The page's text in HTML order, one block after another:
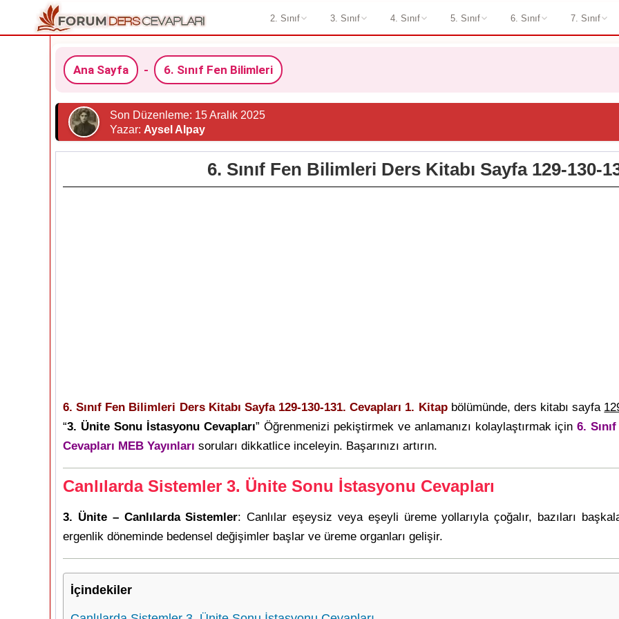
2. Sınıf 3. Sınıf 4. Sınıf 5. Sınıf 6. Sınıf 7. Sınıf
Ana Sayfa - 6. Sınıf Fen Bilimleri
Son Düzenleme: 15 Aralık 2025
Yazar: Aysel Alpay
6. Sınıf Fen Bilimleri Ders Kitabı Sayfa 129-130-
6. Sınıf Fen Bilimleri Ders Kitabı Sayfa 129-130-131. Cevapları 1. Kitapbölümünde, ders kitabı sayfa
“3. Ünite Sonu İstasyonu Cevapları” Öğrenmenizi pekiştirmek ve anlamanızı kolaylaştırmak için6.
Cevapları MEB Yayınları soruları dikkatlice inceleyin. Başarınızı artırın.
Canlılarda Sistemler 3. Ünite Sonu İstasyonu Cevapları
3. Ünite – Canlılarda Sistemler: Canlılar eşeysiz veya eşeyli üreme yollarıyla çoğalır, bazıları
ergenlik döneminde bedensel değişimler başlar ve üreme organları gelişir.
İçindekiler